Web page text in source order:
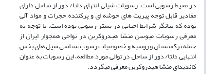
در محیط رسوبی است. رسوبات شیلی انتهای دلتا/ دور از ساحل دارای
مقادیر قابل توجه پیریت های خوشه ای و پرکننده حجرات و مواد آلی
بوده که بیانگر شرایط احیایی در بستر رسوبی بوده است. با توجه به
معرفی رسوبات میوسن منشا هیدروکربن در نواحی همجوار ایران از
جمله ترکمنستان و روسیه و خصوصیات رسوب شناسی شیل های بخش
انتهایی دلتا/ دور از ساحل در توالی مورد مطالعه، این رسوبات به عنوان
کاندیدای منشا هیدروکربن معرفی میگردد.